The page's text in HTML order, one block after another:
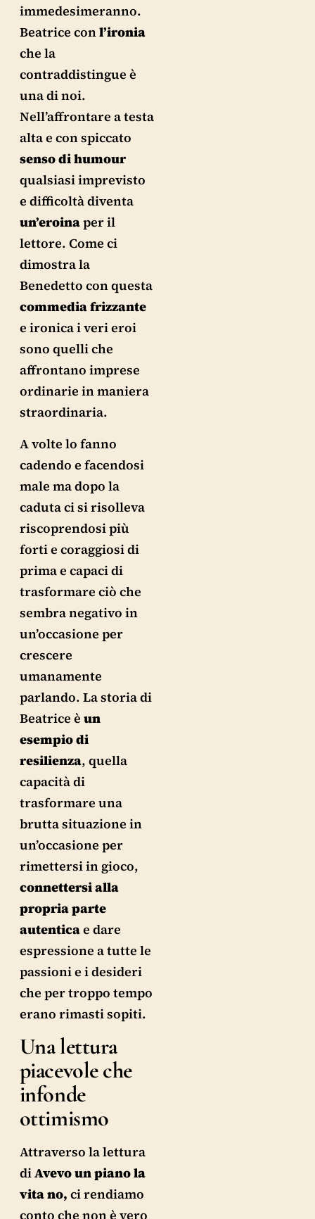
immedesimeranno.
Beatrice conl’ironia
che la
contraddistingue è
una di noi.
Nell’affrontare a testa
alta e con spiccato
sensodihumour
qualsiasi imprevisto
e difficoltà diventa
un’eroinaper il
lettore. Come ci
dimostra la
Benedetto con questa
commediafrizzante
e ironica i veri eroi
sono quelli che
affrontano imprese
ordinarie in maniera
straordinaria.
A volte lo fanno
cadendo e facendosi
male ma dopo la
caduta ci si risolleva
riscoprendosi più
forti e coraggiosi di
prima e capaci di
trasformare ciò che
sembra negativo in
un’occasione per
crescere
umanamente
parlando. La storia di
Beatrice è un
esempiodi
resilienza, quella
capacità di
trasformare una
brutta situazione in
un’occasione per
rimettersi in gioco,
connettersi alla
propria parte
autenticae dare
espressione a tutte le
passioni e i desideri
che per troppo tempo
erano rimasti sopiti.
Una lettura
piacevole che
infonde
ottimismo
Attraverso la lettura
diAvevo un piano la
vita no, ci rendiamo
conto che non è vero